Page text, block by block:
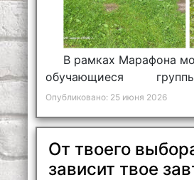
В рамках Марафона
обучающиеся
экологическую тропу
Опубликовано: 25 июня 2026
От твоего
зависит твое